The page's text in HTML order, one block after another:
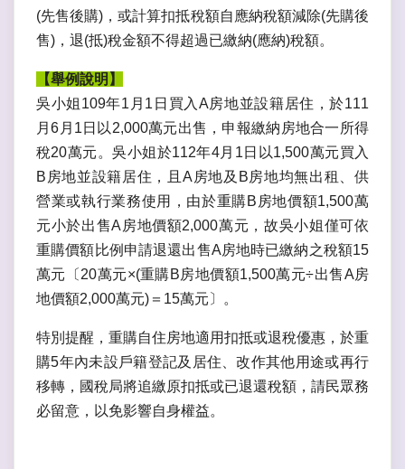
(先售後購)，或計算扣抵稅額自應納稅額減除(先購後
售)，退(抵)稅金額不得超過已繳納(應納)稅額。
【舉例說明】
吳小姐109年1月1日買入A房地並設籍居住，於111
月6月1日以2,000萬元出售，申報繳納房地合一所得
稅20萬元。吳小姐於112年4月1日以1,500萬元買入
B房地並設籍居住，且A房地及B房地均無出租、供
營業或執行業務使用，由於重購B房地價額1,500萬
元小於出售A房地價額2,000萬元，故吳小姐僅可依
重購價額比例申請退還出售A房地時已繳納之稅額15
萬元〔20萬元×(重購B房地價額1,500萬元÷出售A房
地價額2,000萬元)＝15萬元〕。
特別提醒，重購自住房地適用扣抵或退稅優惠，於重
購5年內未設戶籍登記及居住、改作其他用途或再行
移轉，國稅局將追繳原扣抵或已退還稅額，請民眾務
必留意，以免影響自身權益。